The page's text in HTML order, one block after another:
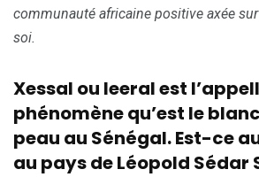
communauté africaine positive axée
soi.
Xessal ou leeral est
phénomène qu’est le
peau au Sénégal. Est-ce
au pays de Léopold Sédar